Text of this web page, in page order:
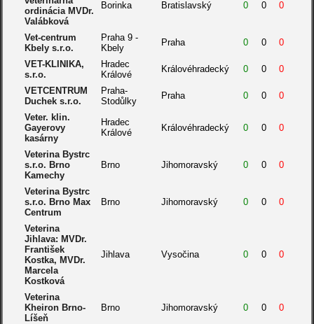
ordinácia MVDr.
Valábková
Borinka Bratislavský 0 0 0
Vet-centrum
Kbely s.r.o.
Praha 9 -
Kbely
Praha 0 0 0
VET-KLINIKA,
s.r.o.
Hradec
Králové
Královéhradecký 0 0 0
VETCENTRUM
Duchek s.r.o.
Praha-
Stodůlky
Praha 0 0 0
Veter. klin.
Gayerovy
kasárny
Hradec
Králové
Královéhradecký 0 0 0
Veterina Bystrc
s.r.o. Brno
Kamechy
Brno Jihomoravský 0 0 0
Veterina Bystrc
s.r.o. Brno Max
Centrum
Brno Jihomoravský 0 0 0
Veterina
Jihlava: MVDr.
František
Kostka, MVDr.
Marcela
Kostková
Jihlava Vysočina 0 0 0
Veterina
Kheiron Brno-
Líšeň
Brno Jihomoravský 0 0 0